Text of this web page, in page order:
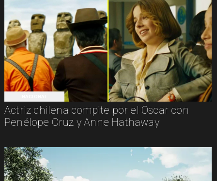
Actriz chilena compite por el Oscar con
Penélope Cruz y Anne Hathaway